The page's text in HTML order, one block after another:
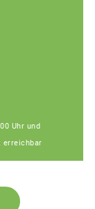
Uhr und
erreichbar